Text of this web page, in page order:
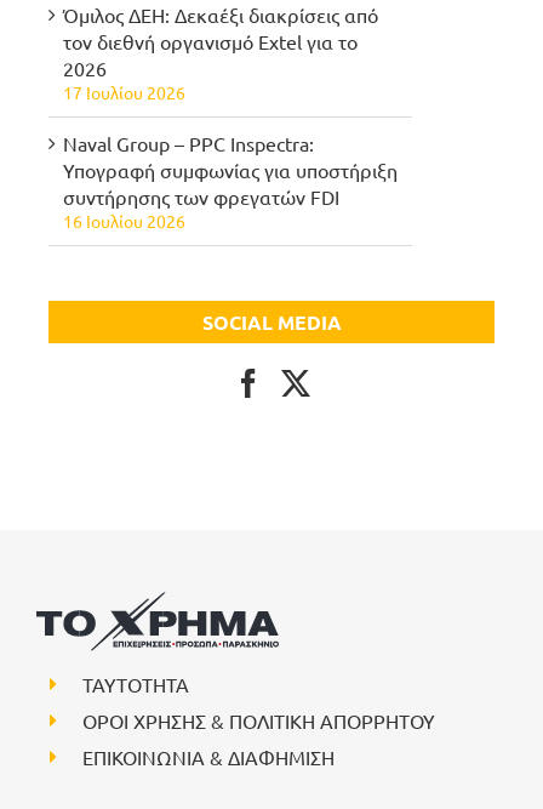
Όμιλος ΔΕΗ: Δεκαέξι διακρίσεις από
τον διεθνή οργανισμό Extel για το
2026
17 Ιουλίου 2026
Naval Group – PPC Inspectra:
Υπογραφή συμφωνίας για υποστήριξη
συντήρησης των φρεγατών FDI
16 Ιουλίου 2026
SOCIAL MEDIA
ΤΑΥΤΟΤΗΤΑ
ΟΡΟΙ ΧΡΗΣΗΣ & ΠΟΛΙΤΙΚΗ ΑΠΟΡΡΗΤΟΥ
ΕΠΙΚΟΙΝΩΝΙΑ & ΔΙΑΦΗΜΙΣΗ